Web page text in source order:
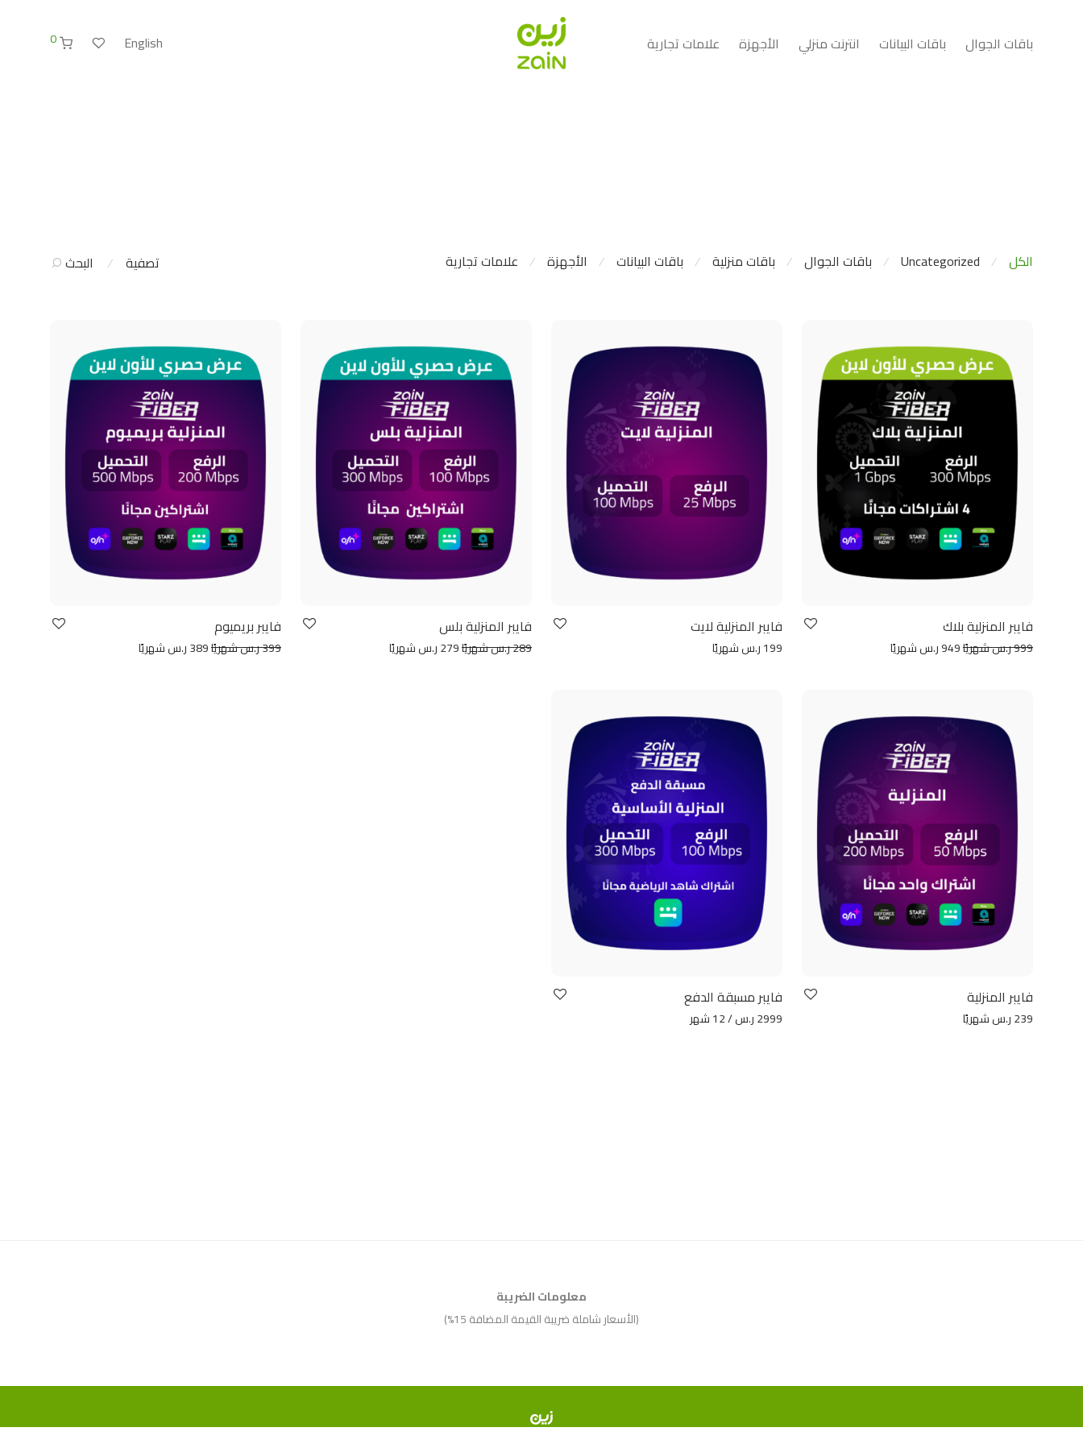
باقات الجوال باقات البيانات انترنت منزلي الأجهزة علامات تجارية English
0
تصفية ⁄ البحث الكل ⁄
Uncategorized
⁄ باقات الجوال ⁄ باقات منزلية ⁄ باقات البيانات ⁄ الأجهزة ⁄ علامات تجارية
فايبر المنزلية بلاك
999 ر.س شهريًا
فايبر المنزلية لايت
199 ر.س شهريًا
فايبر المنزلية بلس
289 ر.س شهريًا
فايبر بريميوم
399 ر.س شهريًا
فايبر المنزلية
239 ر.س شهريًا
فايبر مسبقة الدفع
2999 ر.س / 12 شهر
معلومات الضريبة
(الأسعار شاملة ضريبة القيمة المضافة 15%)